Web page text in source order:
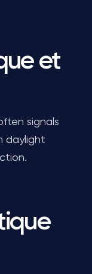
et
signals
daylight